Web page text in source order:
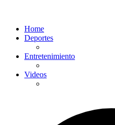
Home
Deportes
Entretenimiento
Videos